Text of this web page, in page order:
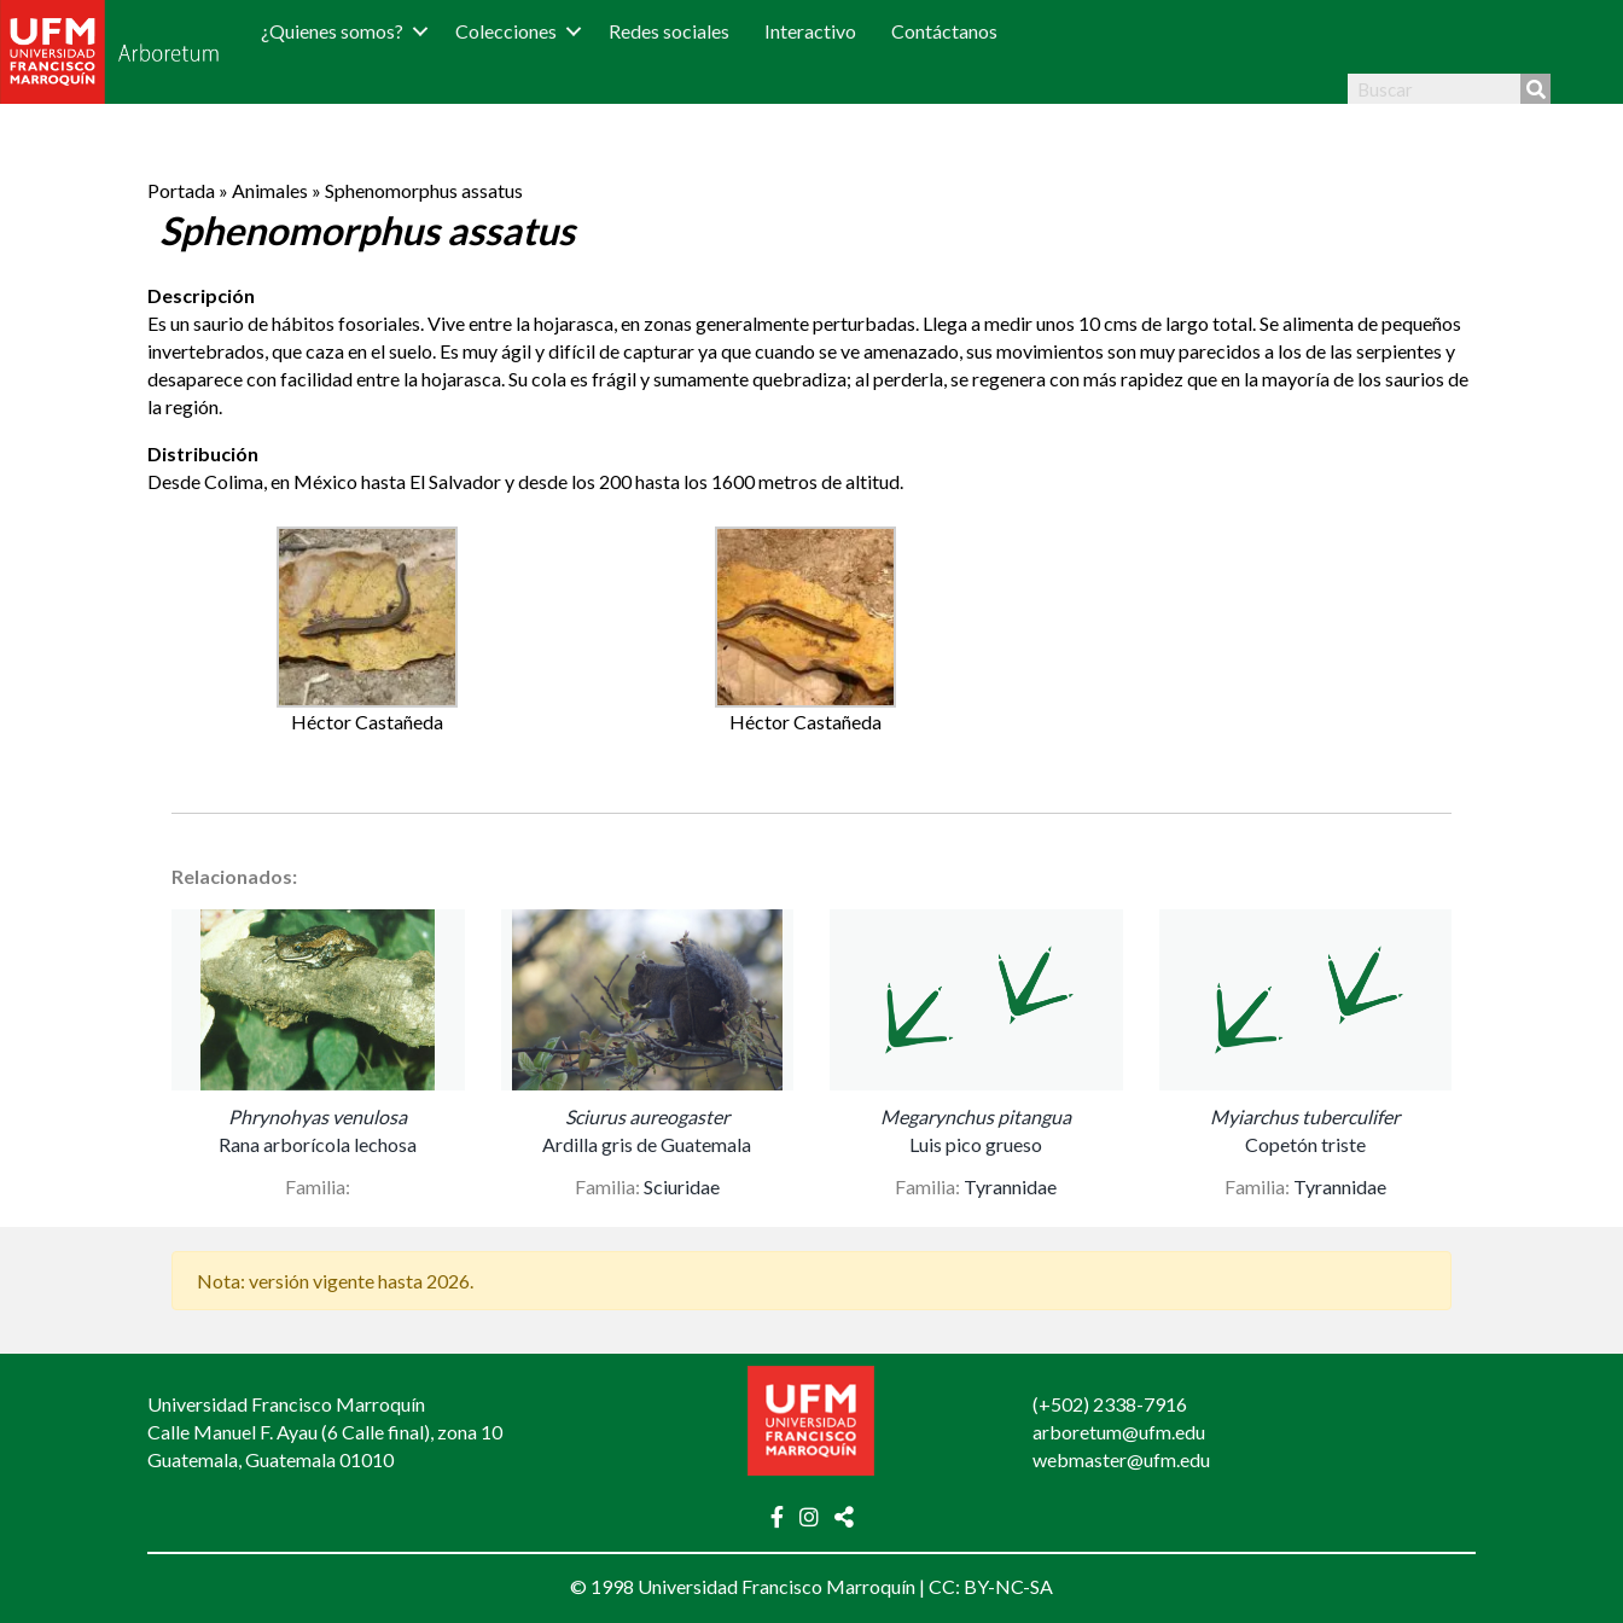
¿Quienes somos? Colecciones Redes sociales Interactivo Contáctanos
Portada » Animales » Sphenomorphus assatus
Sphenomorphus assatus
Descripción
Es un saurio de hábitos fosoriales. Vive entre la hojarasca, en zonas generalmente perturbadas. Llega a medir unos 10 cms de largo total. Se alimenta de pequeños
invertebrados, que caza en el suelo. Es muy ágil y difícil de capturar ya que cuando se ve amenazado, sus movimientos son muy parecidos a los de las serpientes y
desaparece con facilidad entre la hojarasca. Su cola es frágil y sumamente quebradiza; al perderla, se regenera con más rapidez que en la mayoría de los saurios de
la región.
Distribución
Desde Colima, en México hasta El Salvador y desde los 200 hasta los 1600 metros de altitud.
Héctor Castañeda Héctor Castañeda
Relacionados:
Phrynohyas venulosa
Rana arborícola lechosa
Familia:
Sciurus aureogaster
Ardilla gris de Guatemala
Familia: Sciuridae
Megarynchus pitangua
Luis pico grueso
Familia: Tyrannidae
Myiarchus tuberculifer
Copetón triste
Familia: Tyrannidae
Nota: versión vigente hasta 2026.
Universidad Francisco Marroquín
Calle Manuel F. Ayau (6 Calle final), zona 10
Guatemala, Guatemala 01010
(+502) 2338-7916
arboretum@ufm.edu
webmaster@ufm.edu
© 1998 Universidad Francisco Marroquín | CC: BY-NC-SA